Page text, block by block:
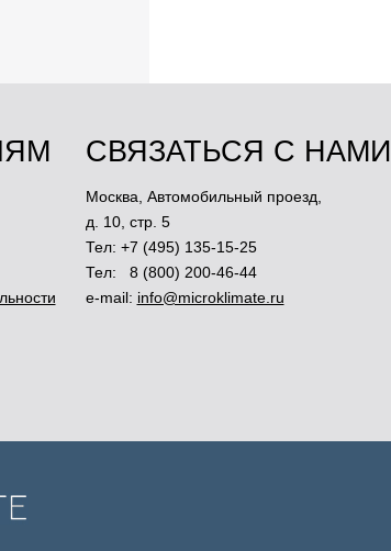
СВЯЗАТЬСЯ С НАМИ
Москва Автомобильный проезд,
д. 10, стр. 5
Тел: +7 (495) 135-15-25
Тел: 8 (800) 200-46-44
e-mail: info@microklimate.ru